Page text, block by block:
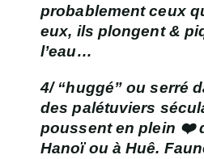
probablement ceux
eux, ils plongent &
l’eau…
4/ “huggé” ou serré
des palétuviers
poussent en plein ❤️
Hanoï ou à Huê.